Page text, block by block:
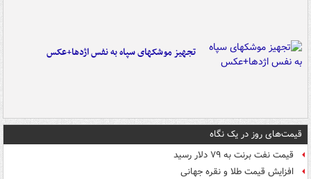
تجهیز موشکهای سپاه به نفس اژدها+عکس
قیمت‌های روز در یک نگاه
قیمت نفت برنت به ۷۹ دلار رسید
افزایش قیمت طلا و نقره جهانی